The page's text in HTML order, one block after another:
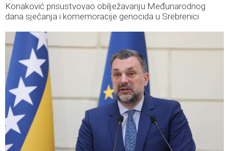
Konaković prisustvovao obilježavanju Međunarodnog
dana sjećanja i komemoracije genocida u Srebrenici